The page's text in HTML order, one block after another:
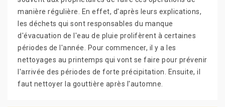
manière régulière. En effet, d'après leurs explications,
les déchets qui sont responsables du manque
d'évacuation de l'eau de pluie prolifèrent à certaines
périodes de l'année. Pour commencer, il y a les
nettoyages au printemps qui vont se faire pour prévenir
l'arrivée des périodes de forte précipitation. Ensuite, il
faut nettoyer la gouttière après l'automne.